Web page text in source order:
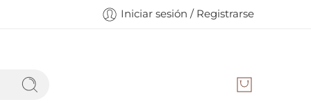
Iniciar sesión / Registrarse